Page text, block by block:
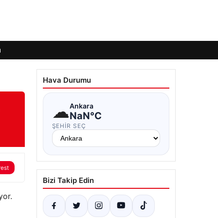
Hava Durumu
☁Ankara
NaN°C
ŞEHIR SEÇ
Bizi Takip Edin